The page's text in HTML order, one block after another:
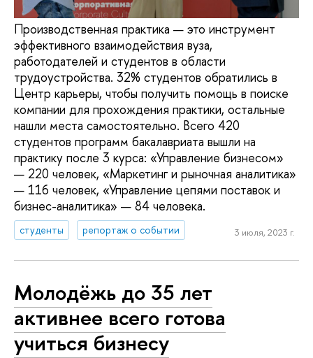
Производственная практика — это инструмент
эффективного взаимодействия вуза,
работодателей и студентов в области
трудоустройства. 32% студентов обратились в
Центр карьеры, чтобы получить помощь в поиске
компании для прохождения практики, остальные
нашли места самостоятельно. Всего 420
студентов программ бакалавриата вышли на
практику после 3 курса: «Управление бизнесом»
— 220 человек, «Маркетинг и рыночная аналитика»
— 116 человек, «Управление цепями поставок и
бизнес-аналитика» — 84 человека.
студенты репортаж о событии 3 июля, 2023 г.
Молодёжь до 35 лет
активнее всего готова
учиться бизнесу